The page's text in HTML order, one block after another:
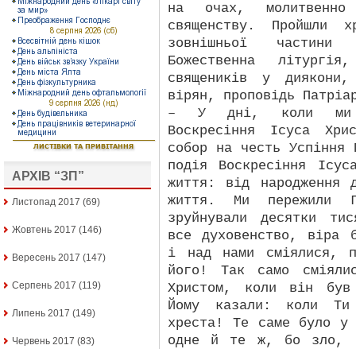
АРХІВ “ЗП”
Листопад 2017 (69)
Жовтень 2017 (146)
Вересень 2017 (147)
Серпень 2017 (119)
Липень 2017 (149)
Червень 2017 (83)
на очах,
священству. Пройшли
зовнішньої
Божественна
священиків у
вірян, проповідь
– У дні, коли ми
Воскресіння Ісуса
собор на честь Успіння
подія Воскресіння
життя: від
життя. Ми пережили
зруйнували десятки
все духовенство, віра
і над нами сміялися,
його! Так само
Христом, коли він
Йому казали: коли
хреста! Те саме було
одне й те ж, бо зло,